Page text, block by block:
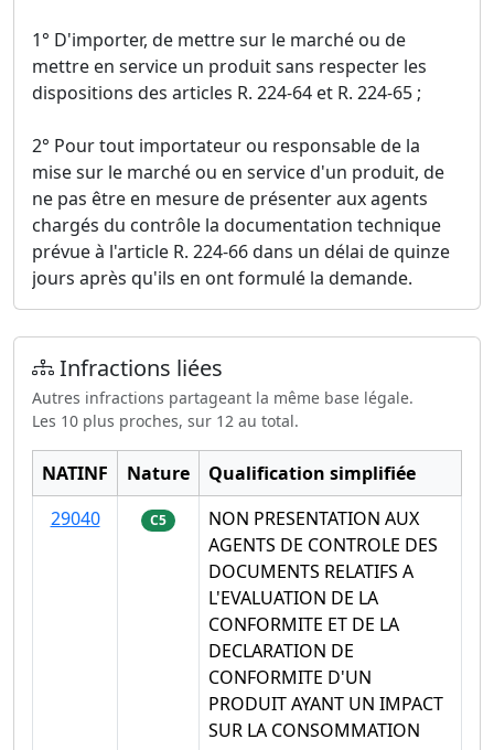
1° D'importer, de mettre sur le marché ou de
mettre en service un produit sans respecter les
dispositions des articles R. 224-64 et R. 224-65 ;
2° Pour tout importateur ou responsable de la
mise sur le marché ou en service d'un produit, de
ne pas être en mesure de présenter aux agents
chargés du contrôle la documentation technique
prévue à l'article R. 224-66 dans un délai de quinze
jours après qu'ils en ont formulé la demande.
Infractions liées
Autres infractions partageant la même base légale.
Les 10 plus proches, sur 12 au total.
NATINF Nature
Qualification simplifiée
29040
C5
NON PRESENTATION AUX
AGENTS DE CONTROLE DES
DOCUMENTS RELATIFS A
L'EVALUATION DE LA
CONFORMITE ET DE LA
DECLARATION DE
CONFORMITE D'UN
PRODUIT AYANT UN IMPACT
SUR LA CONSOMMATION